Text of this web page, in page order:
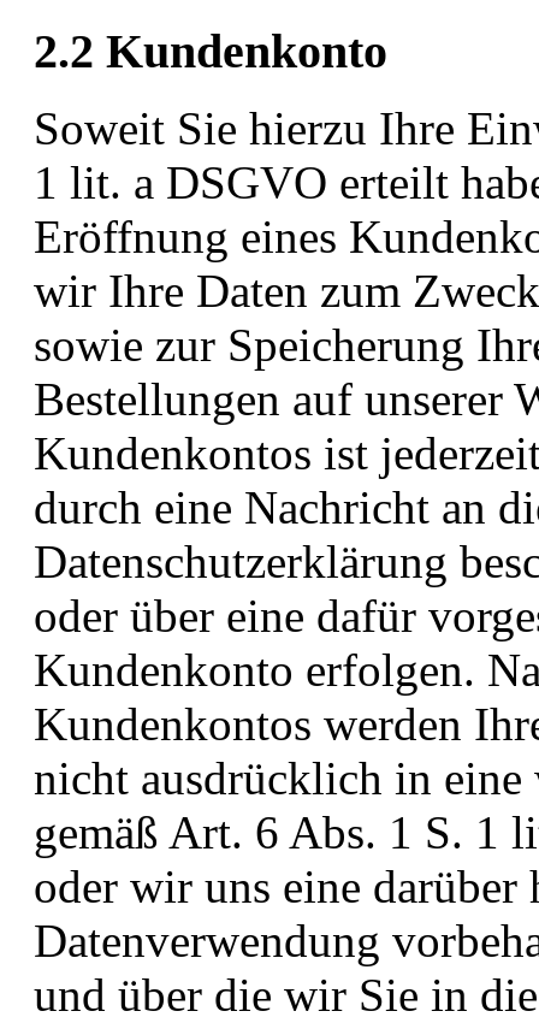
2.2 Kundenkonto
Soweit Sie hierzu Ihre
1 lit. a DSGVO erteilt
Eröffnung eines
wir Ihre Daten zum
sowie zur Speicherung
Bestellungen auf unserer
Kundenkontos ist
durch eine Nachricht an
Datenschutzerklärung
oder über eine dafür
Kundenkonto erfolgen.
Kundenkontos werden
nicht ausdrücklich in
gemäß Art. 6 Abs. 1 S. 1
oder wir uns eine darüber
Datenverwendung
und über die wir Sie in